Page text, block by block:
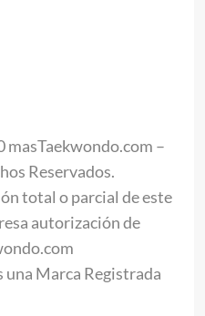
–
Reservados.
total o parcial de este
autorización de
una Marca Registrada